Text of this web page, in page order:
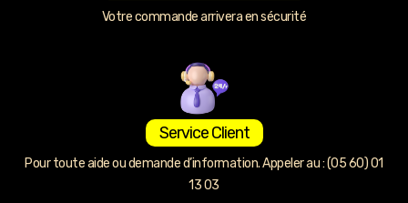
Votre commande arrivera en sécurité
Service Client
Pour toute aide ou demande d’information. Appeler au : (05 60) 01
13 03